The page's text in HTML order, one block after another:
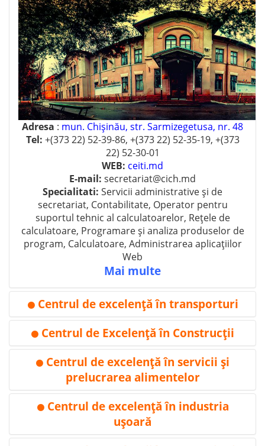
Adresa : mun. Chişinău, str. Sarmizegetusa, nr. 48
Tel: +(373 22) 52-39-86, +(373 22) 52-35-19, +(373
22) 52-30-01
WEB: ceiti.md
E-mail: secretariat@cich.md
Specialitati: Servicii administrative și de
secretariat, Contabilitate, Operator pentru
suportul tehnic al calculatoarelor, Rețele de
calculatoare, Programare și analiza produselor de
program, Calculatoare, Administrarea aplicațiilor
Web
Mai multe
⚫ Centrul de excelenţă în transporturi
⚫ Centrul de Excelenţă în Construcţii
⚫ Centrul de excelenţă în servicii şi
prelucrarea alimentelor
Adresa: mun. Bălţi, str. Decebal, 111
+(373 231) 71-557, +(373 231) 72-572
WEB:-
⚫ Centrul de excelenţă în industria
uşoară